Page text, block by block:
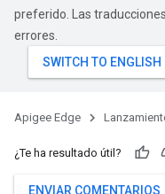
preferido. Las
errores.
Apigee Edge
¿Te ha resultado útil?
ENVIAR COMENTARIOS